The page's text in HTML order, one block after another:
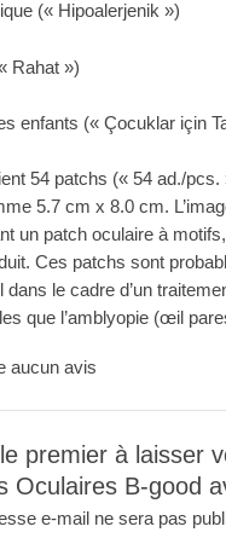
(« Hipoalerjenik »)
Rahat »)
enfants (« Çocuklar için
54 patchs (« 54 ad./pcs.
5.7 cm x 8.0 cm.
un patch oculaire à
Ces patchs sont
le cadre d’un
que l’amblyopie (œil
aucun avis
premier à laisser
Oculaires B-good
e-mail ne sera pas